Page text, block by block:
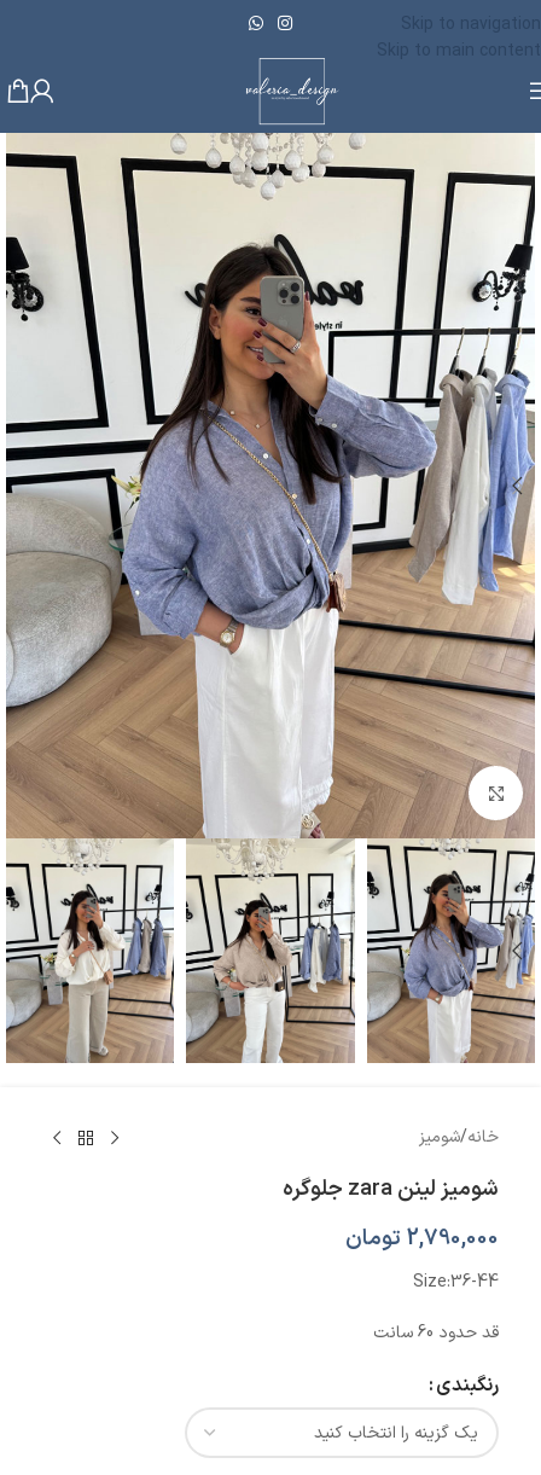
Skip to navigation
Skip to main content
بزرگنمایی تصویر
خانه/شومیز
شومیز لینن zara جلوگره
2,790,000 تومان
Size:36-44
قد حدود 60 سانت
رنگبندی